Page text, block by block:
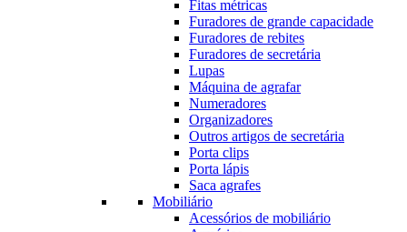
Fitas métricas
Furadores de grande capacidade
Furadores de rebites
Furadores de secretária
Lupas
Máquina de agrafar
Numeradores
Organizadores
Outros artigos de secretária
Porta clips
Porta lápis
Saca agrafes
Mobiliário
Acessórios de mobiliário